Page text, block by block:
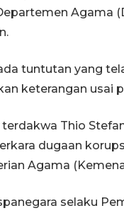
Agama
tuntutan yang
keterangan usai
Thio
dugaan
Agama
selaku